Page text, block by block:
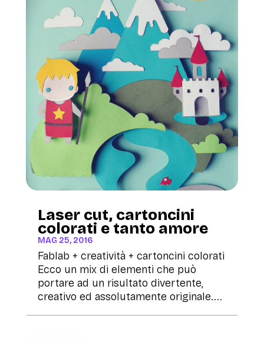
Laser cut, cartoncini
colorati e tanto amore
MAG 25, 2016
Fablab + creatività + cartoncini colorati
Ecco un mix di elementi che può
portare ad un risultato divertente,
creativo ed assolutamente originale....